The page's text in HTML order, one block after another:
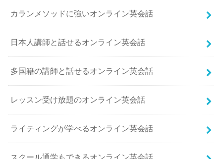
カランメソッドに強いオンライン英会話
日本人講師と話せるオンライン英会話
多国籍の講師と話せるオンライン英会話
レッスン受け放題のオンライン英会話
ライティングが学べるオンライン英会話
スクール通学もできるオンライン英会話